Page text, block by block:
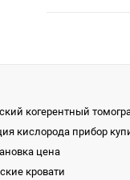
когерентный
кислорода прибор
цена
кровати